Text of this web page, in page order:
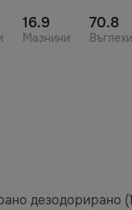
16.9
Мазнини
70.8
дезодорирано